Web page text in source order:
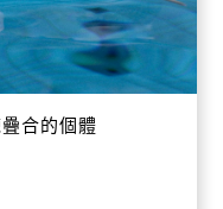
合的個體